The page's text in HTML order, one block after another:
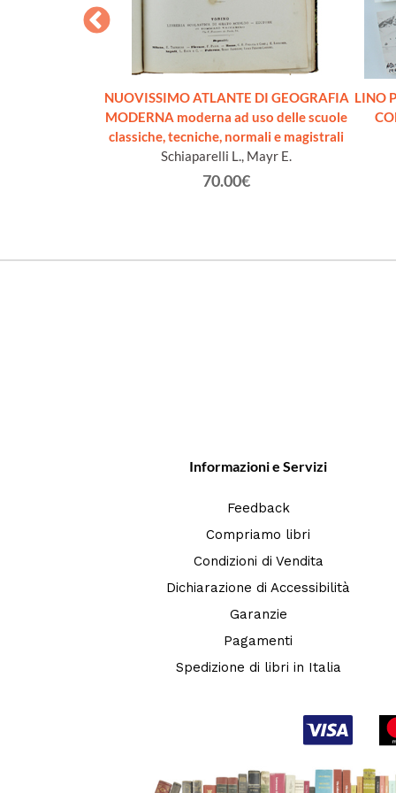
NUOVISSIMO ATLANTE DI GEOGRAFIA
MODERNA moderna ad uso delle scuole
classiche, tecniche, normali e magistrali
Schiaparelli L., Mayr E.
70.00€
LINO
Informazioni e Servizi
Feedback
Compriamo libri
Condizioni di Vendita
Dichiarazione di Accessibilità
Garanzie
Pagamenti
Spedizione di libri in Italia